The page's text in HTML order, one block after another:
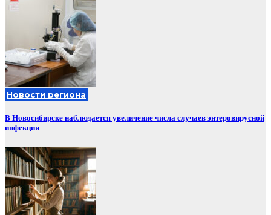
Новости региона
В Новосибирске наблюдается увеличение числа случаев энтеровирусной
инфекции